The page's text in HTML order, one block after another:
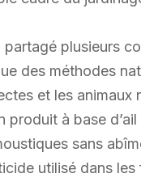
partagé plusieurs
des méthodes
et les animaux
produit à base
sans
utilisé dans les